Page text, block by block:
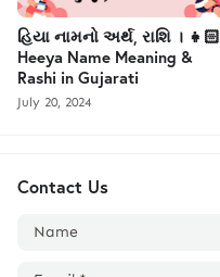
હિયા નામનો અર્થ, રાશિ । 👧🏻
Heeya Name Meaning &
Rashi in Gujarati
July 20, 2024
Contact Us